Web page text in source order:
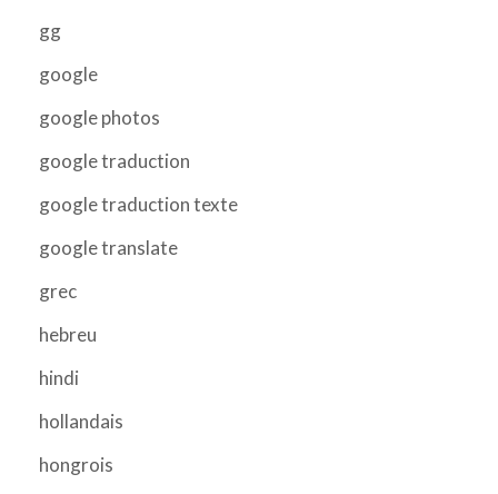
gg
google
google photos
google traduction
google traduction texte
google translate
grec
hebreu
hindi
hollandais
hongrois